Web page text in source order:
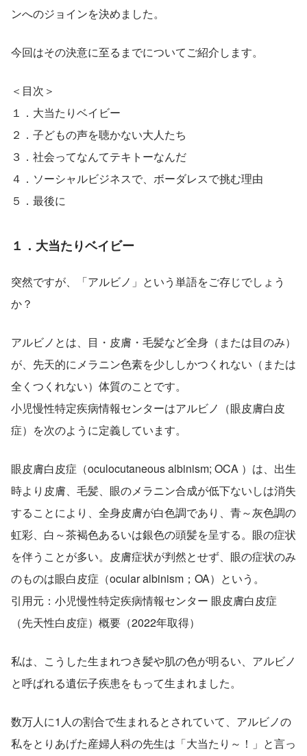
ンへのジョインを決めました。
今回はその決意に至るまでについてご紹介します。
＜目次＞
１．大当たりベイビー
２．子どもの声を聴かない大人たち
３．社会ってなんてテキトーなんだ
４．ソーシャルビジネスで、ボーダレスで挑む理由
５．最後に
１．大当たりベイビー
突然ですが、「アルビノ」という単語をご存じでしょう
か？
アルビノとは、目・皮膚・毛髪など全身（または目のみ）
が、先天的にメラニン色素を少ししかつくれない（または
全くつくれない）体質のことです。
小児慢性特定疾病情報センターはアルビノ（眼皮膚白皮
症）を次のように定義しています。
眼皮膚白皮症（oculocutaneous albinism; OCA ）は、出生
時より皮膚、毛髪、眼のメラニン合成が低下ないしは消失
することにより、全身皮膚が白色調であり、青～灰色調の
虹彩、白～茶褐色あるいは銀色の頭髪を呈する。眼の症状
を伴うことが多い。皮膚症状が判然とせず、眼の症状のみ
のものは眼白皮症（ocular albinism；OA）という。
引用元：小児慢性特定疾病情報センター 眼皮膚白皮症
（先天性白皮症）概要（2022年取得）
私は、こうした生まれつき髪や肌の色が明るい、アルビノ
と呼ばれる遺伝子疾患をもって生まれました。
数万人に1人の割合で生まれるとされていて、アルビノの
私をとりあげた産婦人科の先生は「大当たり～！」と言っ